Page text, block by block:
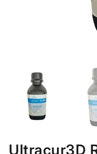
Ultracur3D